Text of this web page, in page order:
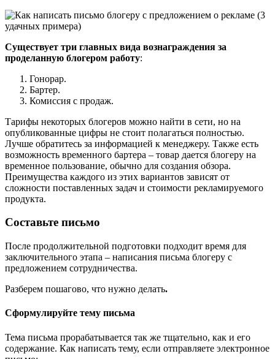
Существует три главных вида вознаграждения за
проделанную блогером работу:
Гонорар.
Бартер.
Комиссия с продаж.
Тарифы некоторых блогеров можно найти в сети, но на
опубликованные цифры не стоит полагаться полностью.
Лучше обратитесь за информацией к менеджеру. Также есть
возможность временного бартера – товар дается блогеру на
временное пользование, обычно для создания обзора.
Преимущества каждого из этих вариантов зависят от
сложности поставленных задач и стоимости рекламируемого
продукта.
Составьте письмо
После продолжительной подготовки подходит время для
заключительного этапа – написания письма блогеру с
предложением сотрудничества.
Разберем пошагово, что нужно делать.
Сформулируйте тему письма
Тема письма прорабатывается так же тщательно, как и его
содержание. Как написать тему, если отправляете электронное